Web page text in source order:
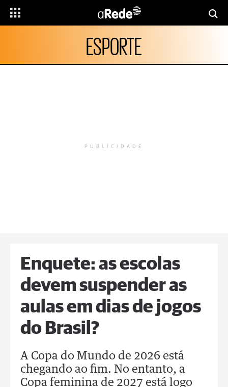
ESPORTE
PUBLICIDADE
Enquete: as escolas
devem suspender as
aulas em dias de jogos
do Brasil?
A Copa do Mundo de 2026 está
chegando ao fim. No entanto, a
Copa feminina de 2027 está logo